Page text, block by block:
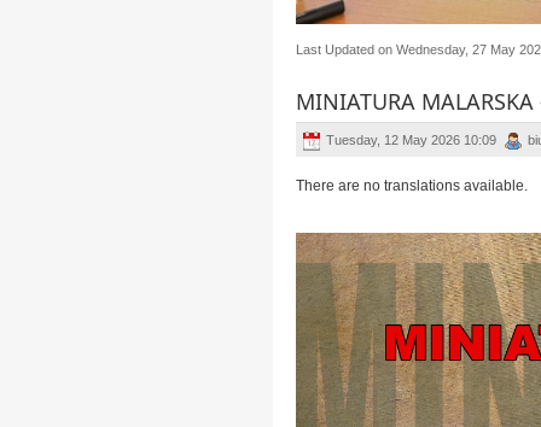
Last Updated on Wednesday, 27 May
MINIATURA
Tuesday, 12 May 2026 10:09
There are no translations available.